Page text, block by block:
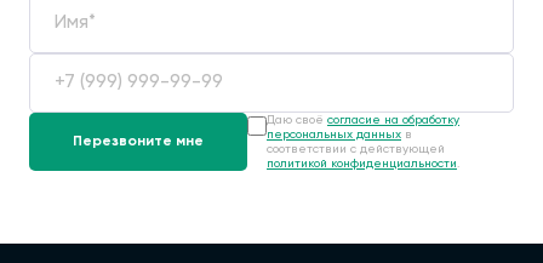
Даю своё согласие на обработку
персональных данных в
соответствии с действующей
политикой конфиденциальности .